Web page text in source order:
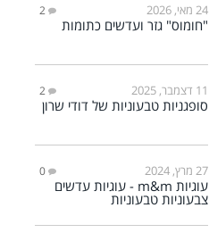
24 מאי, 2026 2
"חומוס" גזר ועדשים כתומות
11 דצמבר, 2025 2
סופגניות טבעוניות של דודי שרון
27 מרץ, 2024 0
עוגיות m&m - עוגיות עדשים
צבעוניות טבעוניות